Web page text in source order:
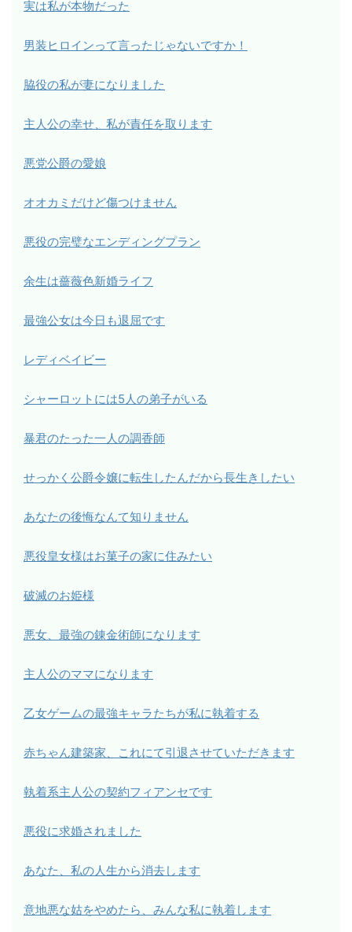
実は私が本物だった
男装ヒロインって言ったじゃないですか！
脇役の私が妻になりました
主人公の幸せ、私が責任を取ります
悪党公爵の愛娘
オオカミだけど傷つけません
悪役の完璧なエンディングプラン
余生は薔薇色新婚ライフ
最強公女は今日も退屈です
レディベイビー
シャーロットには5人の弟子がいる
暴君のたった一人の調香師
せっかく公爵令嬢に転生したんだから長生きしたい
あなたの後悔なんて知りません
悪役皇女様はお菓子の家に住みたい
破滅のお姫様
悪女、最強の錬金術師になります
主人公のママになります
乙女ゲームの最強キャラたちが私に執着する
赤ちゃん建築家、これにて引退させていただきます
執着系主人公の契約フィアンセです
悪役に求婚されました
あなた、私の人生から消去します
意地悪な姑をやめたら、みんな私に執着します